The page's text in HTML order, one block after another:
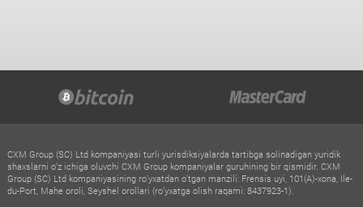
CXM Group (SC) Ltd kompaniyasi turli yurisdiksiyalarda tartibga solinadigan yuridik
shaxslarni o‘z ichiga oluvchi CXM Group kompaniyalar guruhining bir qismidir. CXM
Group (SC) Ltd kompaniyasining ro‘yxatdan o‘tgan manzili: Frensis uyi, 101(A)-xona, Ile-
du-Port, Mahe oroli, Seyshel orollari (ro‘yxatga olish raqami: 8437923-1).